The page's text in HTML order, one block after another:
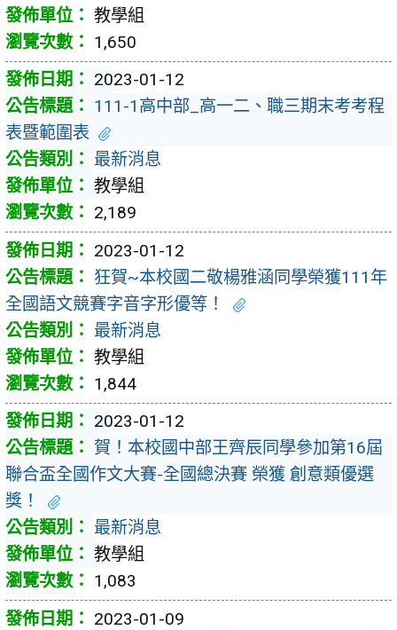
教學組
1,650
2023-01-12
111-1高中部_高一二、職三期末考考程
表暨範圍表
最新消息
教學組
2,189
2023-01-12
狂賀~本校國二敬楊雅涵同學榮獲111年
全國語文競賽字音字形優等！
最新消息
教學組
1,844
2023-01-12
賀！本校國中部王齊辰同學參加第16屆
聯合盃全國作文大賽-全國總決賽 榮獲 創意類優選
獎！
最新消息
教學組
1,083
2023-01-09